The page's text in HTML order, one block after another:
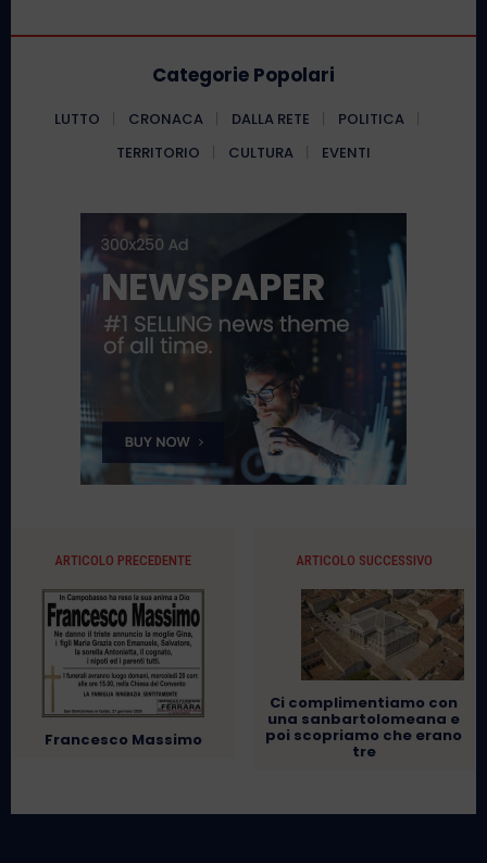
Categorie Popolari
LUTTO CRONACA DALLA RETE
POLITICA
TERRITORIO
CULTURA EVENTI
ARTICOLO PRECEDENTE
Francesco Massimo
ARTICOLO SUCCESSIVO
Ci complimentiamo con
una sanbartolomeana e
poi scopriamo che erano
tre